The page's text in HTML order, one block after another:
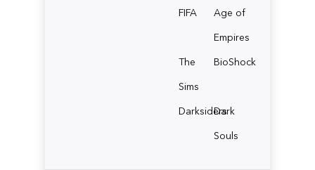
FIFA
Age of
Empires
The
Sims
BioShock
Darksiders
Dark
Souls